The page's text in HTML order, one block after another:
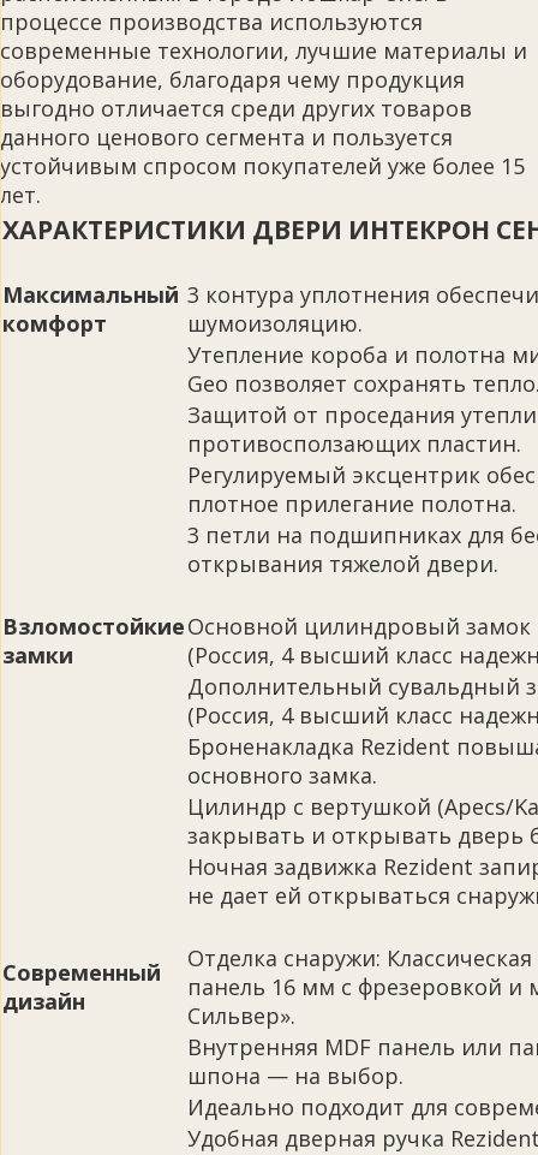
процессе производства используются
современные технологии, лучшие материалы и
оборудование, благодаря чему продукция
выгодно отличается среди других товаров
данного ценового сегмента и пользуется
устойчивым спросом покупателей уже более 15
лет.
ХАРАКТЕРИСТИКИ ДВЕРИ ИНТЕКРОН
Максимальный
комфорт
3 контура уплотнения
шумоизоляцию.
Утепление короба и полотна
Geo позволяет сохранять
Защитой от проседания
противосползающих пластин.
Регулируемый эксцентрик
плотное прилегание полотна.
3 петли на подшипниках для
открывания тяжелой двери.
Взломостойкие
замки
Основной цилиндровый замок
(Россия, 4 высший класс
Дополнительный сувальдный
(Россия, 4 высший класс
Броненакладка Rezident
основного замка.
Цилиндр с вертушкой (Apecs/
закрывать и открывать дверь
Ночная задвижка Rezident
не дает ей открываться
Современный
дизайн
Отделка снаружи:
панель 16 мм с фрезеровкой и
Сильвер».
Внутренняя MDF панель или
шпона — на выбор.
Идеально подходит для
Удобная дверная ручка